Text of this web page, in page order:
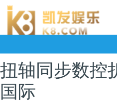
扭轴同步数控
国际